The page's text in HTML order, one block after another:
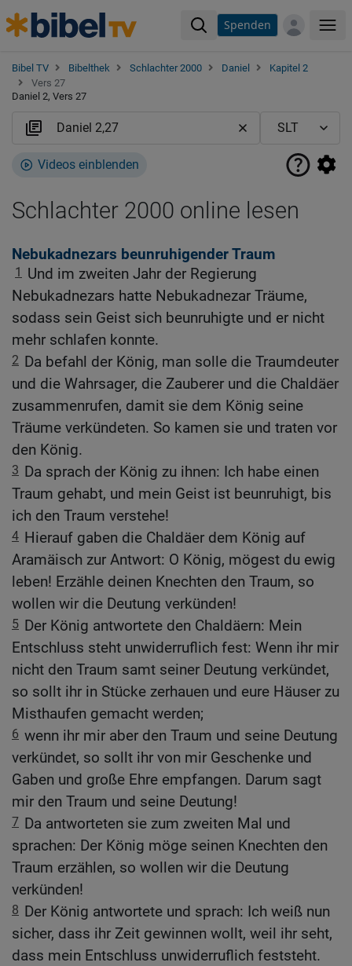
Spenden
Bibel TV Bibelthek Schlachter 2000 Daniel
Kapitel 2
Vers 27
Daniel 2, Vers 27
Videos einblenden
Schlachter 2000 online lesen
Nebukadnezars beunruhigender Traum
1
Und im zweiten Jahr der Regierung
Nebukadnezars hatte Nebukadnezar Träume,
sodass sein Geist sich beunruhigte und er nicht
mehr schlafen konnte.
2 Da befahl der König, man solle die Traumdeuter
und die Wahrsager, die Zauberer und die Chaldäer
zusammenrufen, damit sie dem König seine
Träume verkündeten. So kamen sie und traten vor
den König.
3 Da sprach der König zu ihnen: Ich habe einen
Traum gehabt, und mein Geist ist beunruhigt, bis
ich den Traum verstehe!
4 Hierauf gaben die Chaldäer dem König auf
Aramäisch zur Antwort: O König, mögest du ewig
leben! Erzähle deinen Knechten den Traum, so
wollen wir die Deutung verkünden!
5 Der König antwortete den Chaldäern: Mein
Entschluss steht unwiderruflich fest: Wenn ihr mir
nicht den Traum samt seiner Deutung verkündet,
so sollt ihr in Stücke zerhauen und eure Häuser zu
Misthaufen gemacht werden;
6 wenn ihr mir aber den Traum und seine Deutung
verkündet, so sollt ihr von mir Geschenke und
Gaben und große Ehre empfangen. Darum sagt
mir den Traum und seine Deutung!
7 Da antworteten sie zum zweiten Mal und
sprachen: Der König möge seinen Knechten den
Traum erzählen, so wollen wir die Deutung
verkünden!
8 Der König antwortete und sprach: Ich weiß nun
sicher, dass ihr Zeit gewinnen wollt, weil ihr seht,
dass mein Entschluss unwiderruflich feststeht.